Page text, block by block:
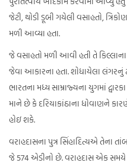
જેટી, થોડી ડૂબી ગયેલી વસાહતો,
મળી આવ્યા હતા.
જે વસાહતો મળી આવી હતી તે
જેવા આકારના હતા. શોધાયેલા લંગરનું
ભારતના મધ્ય સામ્રાજ્યના યુગમાં
માને છે કે દરિયાકાંઠાના ધોવાણને
હોઇ શકે.
વરાહદાસના પુત્ર સિંહાદિત્યએ તેના
જે 574 એડીનો છે. વરાહદાસ એક સમયે